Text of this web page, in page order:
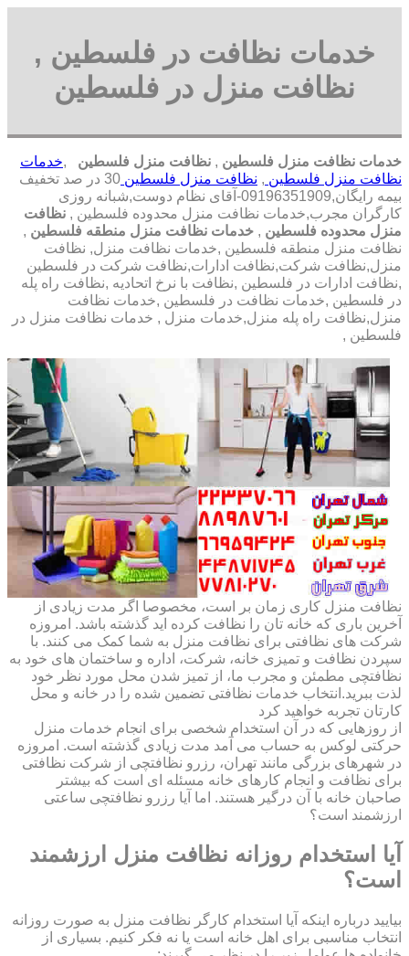
خدمات نظافت در فلسطین ,
نظافت منزل در فلسطین
خدمات نظافت منزل فلسطین , نظافت منزل فلسطین ,خدمات
نظافت منزل فلسطین , نظافت منزل فلسطین
30 در صد تخفیف
بیمه رایگان,09196351909-آقای نظام دوست,شبانه روزی
کارگران مجرب,خدمات نظافت منزل محدوده فلسطین , نظافت
منزل محدوده فلسطین , خدمات نظافت منزل منطقه فلسطین ,
نظافت منزل منطقه فلسطین ,خدمات نظافت منزل, نظافت
منزل,نظافت شرکت,نظافت ادارات,نظافت شرکت در فلسطین
,نظافت ادارات در فلسطین ,نظافت با نرخ اتحادیه ,نظافت راه پله
در فلسطین ,خدمات نظافت در فلسطین ,خدمات نظافت
منزل,نظافت راه پله منزل,خدمات منزل , خدمات نظافت منزل در
فلسطین ,
نظافت منزل کاری زمان بر است، مخصوصا اگر مدت زیادی از
آخرین باری که خانه تان را نظافت کرده اید گذشته باشد. امروزه
شرکت های نظافتی برای نظافت منزل به شما کمک می کنند. با
سپردن نظافت و تمیزی خانه، شرکت، اداره و ساختمان های خود به
نظافتچی مطمئن و مجرب ما، از تمیز شدن محل مورد نظر خود
لذت ببرید.انتخاب خدمات نظافتی تضمین شده را در خانه و محل
کارتان تجربه خواهید کرد
از روزهایی که در آن استخدام شخصی برای انجام خدمات منزل
حرکتی لوکس به حساب می آمد مدت زیادی گذشته است. امروزه
در شهرهای بزرگی مانند تهران، رزرو نظافتچی از شرکت نظافتی
برای نظافت و انجام کارهای خانه مسئله ای است که بیشتر
صاحبان خانه با آن درگیر هستند. اما آیا رزرو نظافتچی ساعتی
ارزشمند است؟
آیا استخدام روزانه نظافت منزل ارزشمند
است؟
بیایید درباره اینکه آیا استخدام کارگر نظافت منزل به صورت روزانه
انتخاب مناسبی برای اهل خانه است یا نه فکر کنیم. بسیاری از